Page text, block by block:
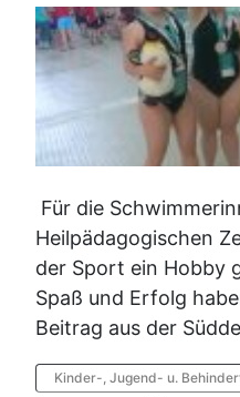
Für die
Heilpädagogischen
der Sport ein Hobby
Spaß und Erfolg
Beitrag aus der
Kinder-, Jugend- u.